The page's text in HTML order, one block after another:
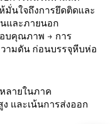
มั่นใจถึงการยึดติดและ
และภายนอก
บคุณภาพ → การ
ามดัน ก่อนบรรจุหีบห่อ
ลายในภาค
และเน้นการส่งออก